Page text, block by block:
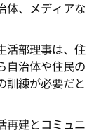
体、メディアな
活部理事は、住
自治体や住民の
訓練が必要だと
再建とコミュニ